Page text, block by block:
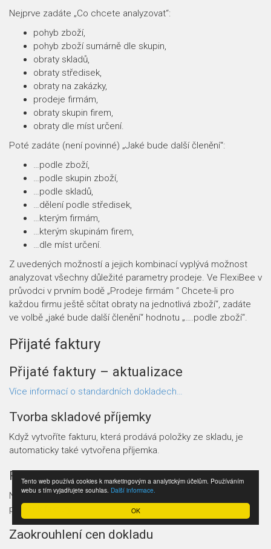
OK
Tento web používá cookies k marketingovým a analytickým účelům. Používáním
webu s tím vyjadřujete souhlas. Další informace.
Nejprve zadáte „Co chcete analyzovat“:
pohyb zboží,
pohyb zboží sumárně dle skupin,
obraty skladů,
obraty středisek,
obraty na zakázky,
prodeje firmám,
obraty skupin firem,
obraty dle míst určení.
Poté zadáte (není povinné) „Jaké bude další členění“:
…podle zboží,
…podle skupin zboží,
…podle skladů,
…dělení podle středisek,
…kterým firmám,
…kterým skupinám firem,
…dle míst určení.
Z uvedených možností a jejich kombinací vyplývá možnost
analyzovat všechny důležité parametry prodeje. Ve FlexiBee v
průvodci v prvním bodě „Prodeje firmám “ Chcete-li pro
každou firmu ještě sčítat obraty na jednotlivá zboží“, zadáte
ve volbě „jaké bude další členění“ hodnotu „….podle zboží“.
Přijaté faktury
Přijaté faktury – aktualizace
Více informací o standardních dokladech…
Tvorba skladové příjemky
Když vytvoříte fakturu, která prodává položky ze skladu, je
automaticky také vytvořena příjemka.
Rozúčtování faktury
Nepohodlné rozúčtování je nahrazeno zadáním standardních
položek faktury.
Zaokrouhlení cen dokladu